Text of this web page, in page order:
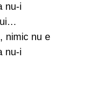
nu-i
nimic nu e
nu-i